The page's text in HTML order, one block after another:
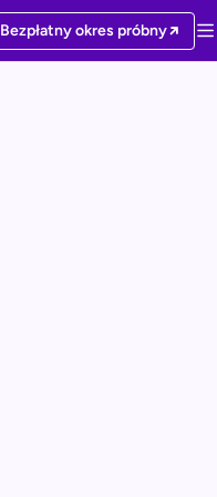
Bezpłatny okres próbny